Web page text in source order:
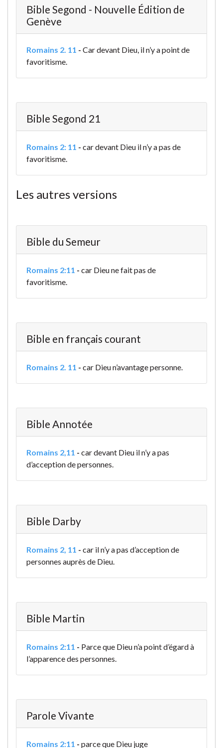
Bible Segond - Nouvelle Édition de
Genève
Romains 2. 11 - Car devant Dieu, il n’y a point de
favoritisme.
Bible Segond 21
Romains 2: 11 - car devant Dieu il n’y a pas de
favoritisme.
Les autres versions
Bible du Semeur
Romains 2:11 - car Dieu ne fait pas de
favoritisme.
Bible en français courant
Romains 2. 11 - car Dieu n’avantage personne.
Bible Annotée
Romains 2,11 - car devant Dieu il n’y a pas
d’acception de personnes.
Bible Darby
Romains 2, 11 - car il n’y a pas d’acception de
personnes auprès de Dieu.
Bible Martin
Romains 2:11 - Parce que Dieu n’a point d’égard à
l’apparence des personnes.
Parole Vivante
Romains 2:11 - parce que Dieu juge